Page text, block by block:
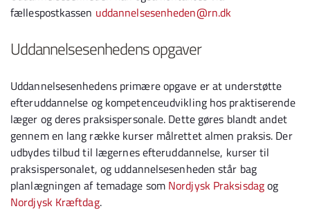
fællespostkassen uddannelsesenheden@rn.dk
Uddannelsesenhedens opgaver
Uddannelsesenhedens primære opgave er at understøtte
efteruddannelse og kompetenceudvikling hos praktiserende
læger og deres praksispersonale. Dette gøres blandt andet
gennem en lang række kurser målrettet almen praksis. Der
udbydes tilbud til lægernes efteruddannelse, kurser til
praksispersonalet, og uddannelsesenheden står bag
planlægningen af temadage som Nordjysk Praksisdagog
Nordjysk Kræftdag.